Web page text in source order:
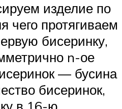
изделие по
чего протягиваем
бисеринку,
n-ое
— бусина
бисеринок,